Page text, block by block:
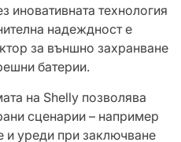
иновативната технология
надеждност е
за външно захранване
батерии.
на Shelly позволява
сценарии – например
и уреди при заключване